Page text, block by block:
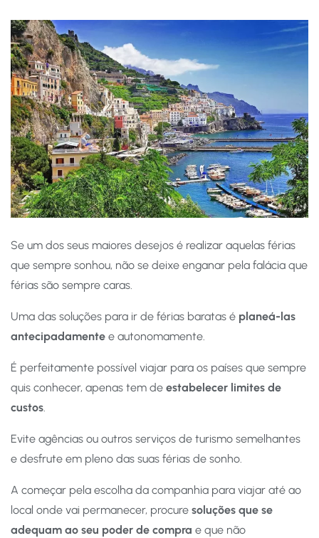
Se um dos seus maiores desejos é realizar aquelas férias
que sempre sonhou, não se deixe enganar pela falácia que
férias são sempre caras.
Uma das soluções para ir de férias baratas é planeá-las
antecipadamente e autonomamente.
É perfeitamente possível viajar para os países que sempre
quis conhecer, apenas tem de estabelecer limites de
custos.
Evite agências ou outros serviços de turismo semelhantes
e desfrute em pleno das suas férias de sonho.
A começar pela escolha da companhia para viajar até ao
local onde vai permanecer, procure soluções que se
adequam ao seu poder de compra e que não